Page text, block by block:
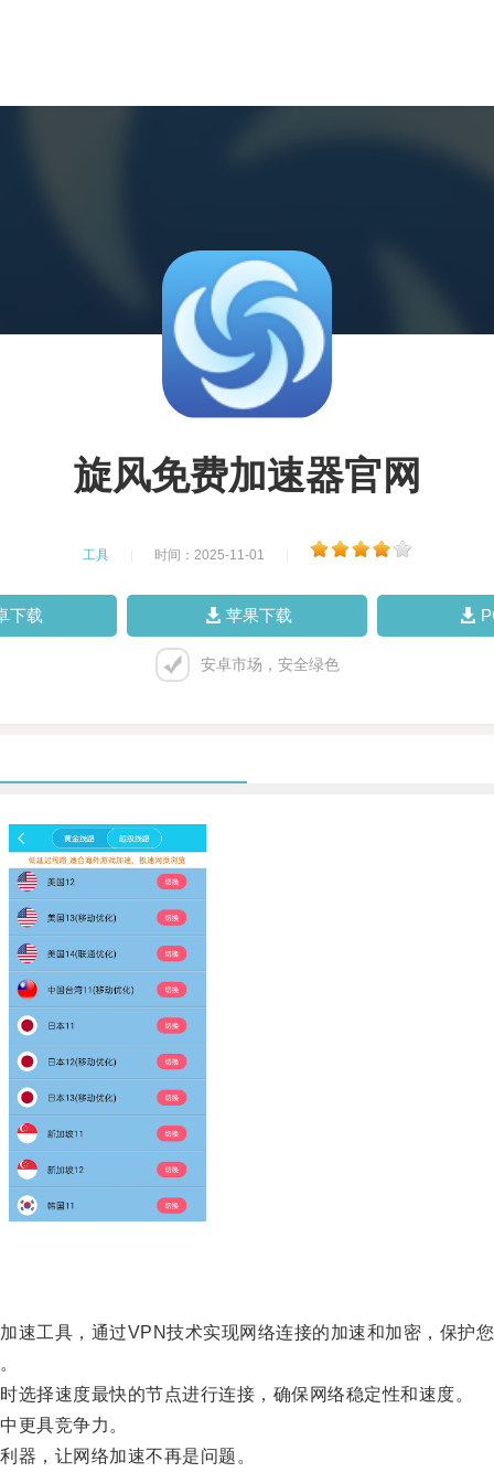
旋风免费加速器官网
工具 时间：2025-11-01
下载 苹果下载
安卓市场，安全绿色
具，通过VPN技术实现网络连接的加速和加密，保护您
择速度最快的节点进行连接，确保网络稳定性和速度。
具竞争力。
，让网络加速不再是问题。